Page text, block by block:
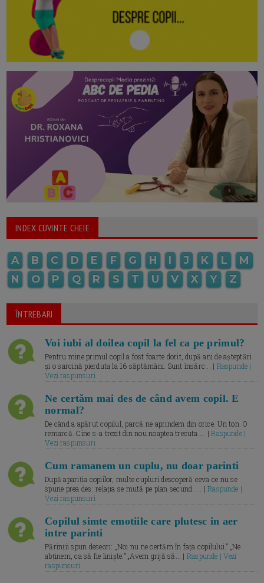
INDEX CUVINTE CHEIE
A B C D E F G H I J K L
M
N
O P Q R S T U V X Y Z
ÎNTREBARI
Voi iubi al doilea copil la fel ca pe primul?
Pentru mine primul copil a fost foarte dorit, după ani de așteptări
și o sarcină pierduta la 16 săptămâni. Sunt însărc... | Raspunde |
Vezi raspunsuri
Ne certăm mai des de când avem copil. E
normal?
De când a apărut copilul, parcă ne aprindem din orice. Un ton. O
remarcă. Cine s-a trezit din nou noaptea trecuta.... |Raspunde |
Vezi raspunsuri
Cum ramanem un cuplu, nu doar parinti
După apariția copiilor, multe cupluri descoperă ceva ce nu se
spune prea des: relația se mută pe plan secund. ... |Raspunde |
Vezi raspunsuri
Copilul simte emotiile care plutesc in aer
intre parinti
Părinții spun deseori: „Noi nu ne certăm în fața copilului.” „Ne
abținem, ca să fie liniște.” „Avem grijă să... | Raspunde | Vezi
raspunsuri